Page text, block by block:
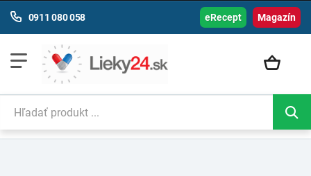
Magazín
0911 080 058 eRecept